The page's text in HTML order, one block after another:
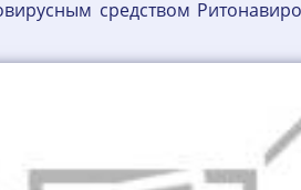
средством